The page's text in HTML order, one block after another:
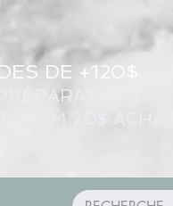
DE +120$
20$ ACHAT